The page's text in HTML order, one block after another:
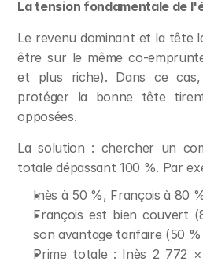
La tension fondamentale de
Le revenu dominant et la tête
être sur le même co-
et plus riche). Dans ce
protéger la bonne tête
opposées.
La solution : chercher un
totale dépassant 100 %. Par
Inès à 50 %, François à 80
François est bien couvert
son avantage tarifaire (50
Prime totale : Inès 2 772